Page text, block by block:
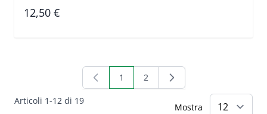
12,50 €
Articoli 1-12 di 19
Attualmente stai leggendo la pagina
1 Pagina
2
Mostra